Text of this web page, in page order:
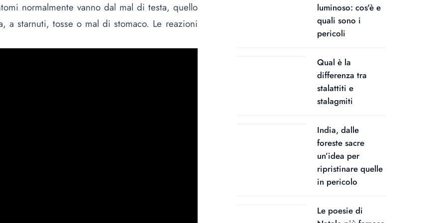
normalmente vanno dal mal di testa, quello
starnuti, tosse o mal di stomaco. Le reazioni
luminoso: cos'è e
quali sono i
pericoli
Qual è la
differenza tra
stalattiti e
stalagmiti
India, dalle
foreste sacre
un’idea per
ripristinare quelle
in pericolo
Le poesie di